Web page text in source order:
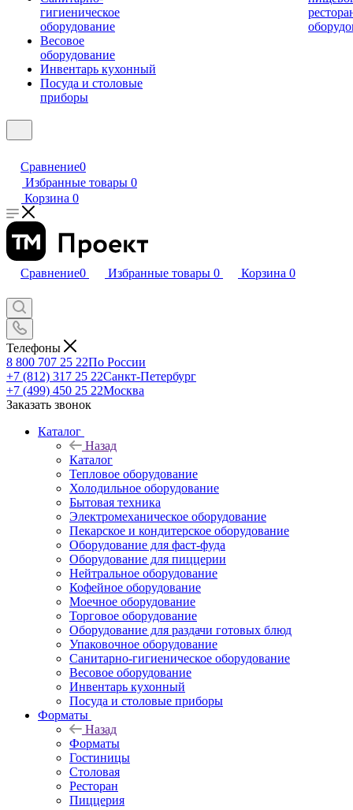
гигиеническое
оборудование
Весовое
оборудование
Инвентарь кухонный
Посуда и столовые
приборы
Сравнение0
Избранные товары 0
Корзина 0
Сравнение0 Избранные товары 0 Корзина 0
Телефоны
8 800 707 25 22По России
+7 (812) 317 25 22Санкт-Петербург
+7 (499) 450 25 22Москва
Заказать звонок
Каталог
Назад
Каталог
Тепловое оборудование
Холодильное оборудование
Бытовая техника
Электромеханическое оборудование
Пекарское и кондитерское оборудование
Оборудование для фаст-фуда
Оборудование для пиццерии
Нейтральное оборудование
Кофейное оборудование
Моечное оборудование
Торговое оборудование
Оборудование для раздачи готовых блюд
Упаковочное оборудование
Санитарно-гигиеническое оборудование
Весовое оборудование
Инвентарь кухонный
Посуда и столовые приборы
Форматы
Назад
Форматы
Гостиницы
Столовая
Ресторан
Пиццерия